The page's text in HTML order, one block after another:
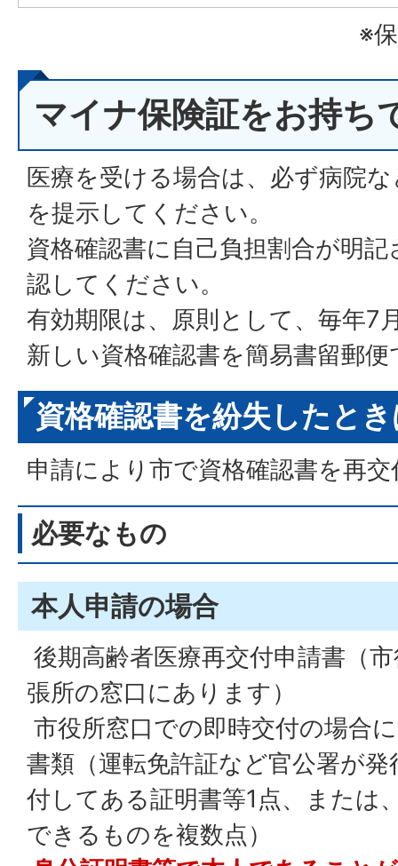
※
マイナ保険証をお持ち
医療を受ける場合は、必ず病院
を提示してください。
資格確認書に自己負担割合が明
認してください。
有効期限は、原則として、毎年7
新しい資格確認書を簡易書留郵
資格確認書を紛失したと
申請により市で資格確認書を再
必要なもの
本人申請の場合
後期高齢者医療再交付申請書（
張所の窓口にあります）
市役所窓口での即時交付の場合
書類（運転免許証など官公署が
付してある証明書等1点、または
できるものを複数点）